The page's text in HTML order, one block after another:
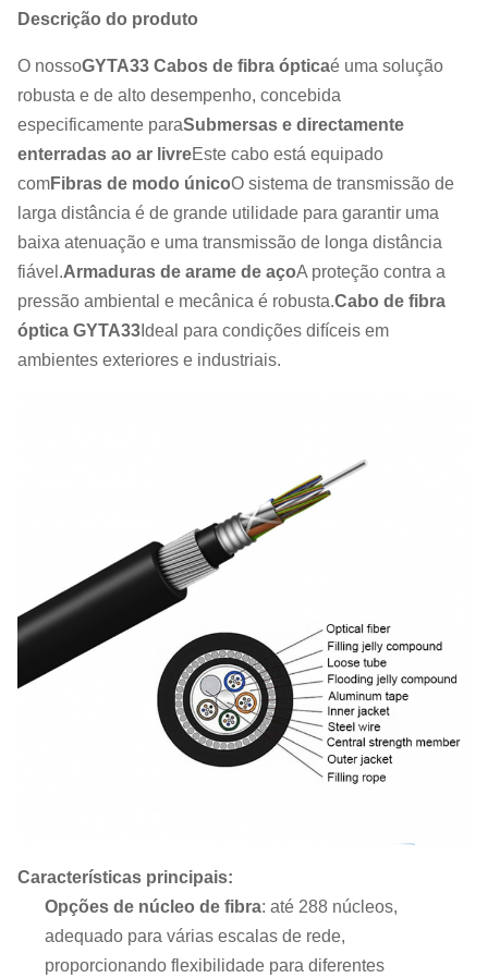
Descrição do produto
O nossoGYTA33 Cabos de fibra ópticaé uma solução
robusta e de alto desempenho, concebida
especificamente paraSubmersas e directamente
enterradas ao ar livreEste cabo está equipado
comFibras de modo únicoO sistema de transmissão de
larga distância é de grande utilidade para garantir uma
baixa atenuação e uma transmissão de longa distância
fiável.Armaduras de arame de açoA proteção contra a
pressão ambiental e mecânica é robusta.Cabo de fibra
óptica GYTA33 Ideal para condições difíceis em
ambientes exteriores e industriais.
Características principais:
Opções de núcleo de fibra: até 288 núcleos,
adequado para várias escalas de rede,
proporcionando flexibilidade para diferentes